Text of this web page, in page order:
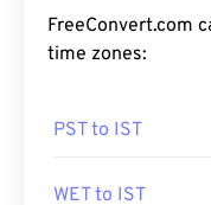
FreeConvert.com
time zones:
PST to IST
WET to IST